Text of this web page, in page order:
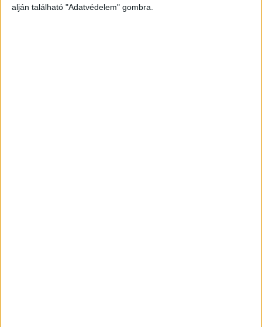
alján található "Adatvédelem" gombra.